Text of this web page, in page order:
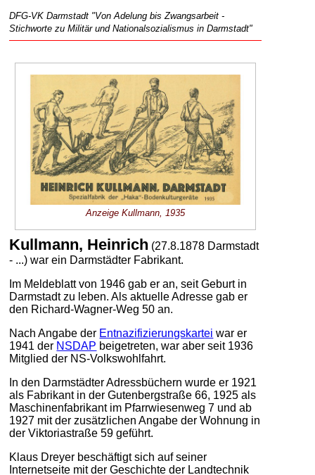
DFG-VK Darmstadt "Von Adelung bis Zwangsarbeit -
Stichworte zu Militär und Nationalsozialismus in Darmstadt"
Anzeige Kullmann, 1935
Kullmann, Heinrich (27.8.1878 Darmstadt
- ...) war ein Darmstädter Fabrikant.
Im Meldeblatt von 1946 gab er an, seit Geburt in
Darmstadt zu leben. Als aktuelle Adresse gab er
den Richard-Wagner-Weg 50 an.
Nach Angabe der Entnazifizierungskartei war er
1941 der NSDAP beigetreten, war aber seit 1936
Mitglied der NS-Volkswohlfahrt.
In den Darmstädter Adressbüchern wurde er 1921
als Fabrikant in der Gutenbergstraße 66, 1925 als
Maschinenfabrikant im Pfarrwiesenweg 7 und ab
1927 mit der zusätzlichen Angabe der Wohnung in
der Viktoriastraße 59 geführt.
Klaus Dreyer beschäftigt sich auf seiner
Internetseite mit der Geschichte der Landtechnik